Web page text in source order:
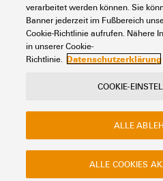
verarbeitet werden können. Sie
Banner jederzeit im Fußbereich
Cookie-Richtlinie aufrufen. Nähere
in unserer Cookie-
Richtlinie. Datenschutzerklärung
COOKIE-
ALLE
ALLE COOKIES